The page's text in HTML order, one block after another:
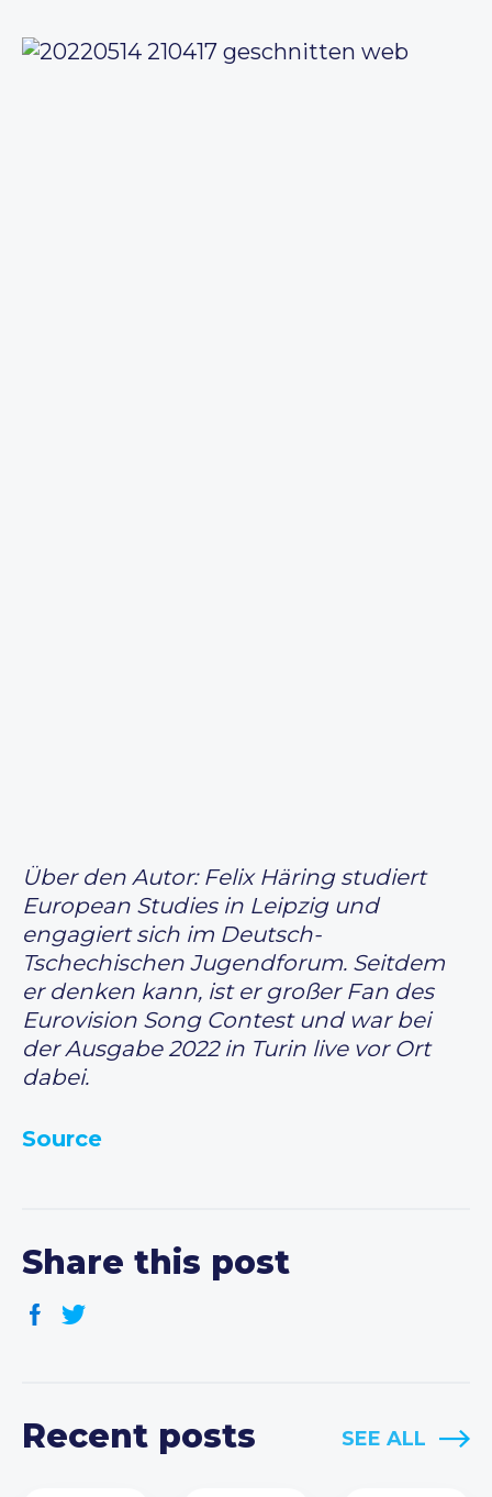
Über den Autor: Felix Häring studiert
European Studies in Leipzig und
engagiert sich im Deutsch-
Tschechischen Jugendforum. Seitdem
er denken kann, ist er großer Fan des
Eurovision Song Contest und war bei
der Ausgabe 2022 in Turin live vor Ort
dabei.
Source
Share this post
Recent posts SEE ALL